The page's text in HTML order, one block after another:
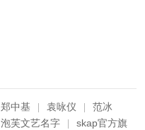
郑中基 袁咏仪
范冰
泡芙文艺名字
skap官方旗